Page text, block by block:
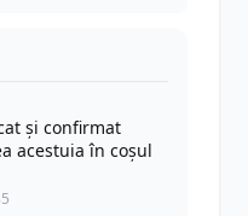
și confirmat
acestuia în coșul